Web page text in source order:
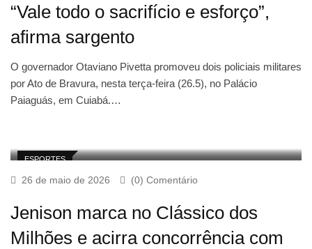
“Vale todo o sacrifício e esforço”,
afirma sargento
O governador Otaviano Pivetta promoveu dois policiais militares
por Ato de Bravura, nesta terça-feira (26.5), no Palácio
Paiaguás, em Cuiabá.…
ESPORTES
26 de maio de 2026 (0) Comentário
Jenison marca no Clássico dos
Milhões e acirra concorrência com